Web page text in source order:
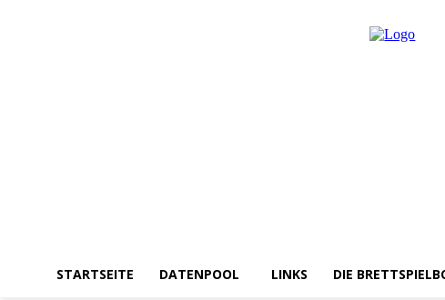
STARTSEITE DATENPOOL LINKS DIE